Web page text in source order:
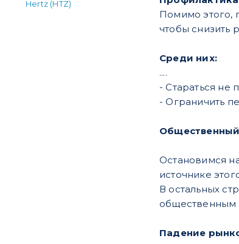
Hertz (HTZ)
Помимо этого,
чтобы снизить
Среди них:
....
- Стараться не
- Ограничить
Остановимся
источнике
В остальных
общественным
Падение